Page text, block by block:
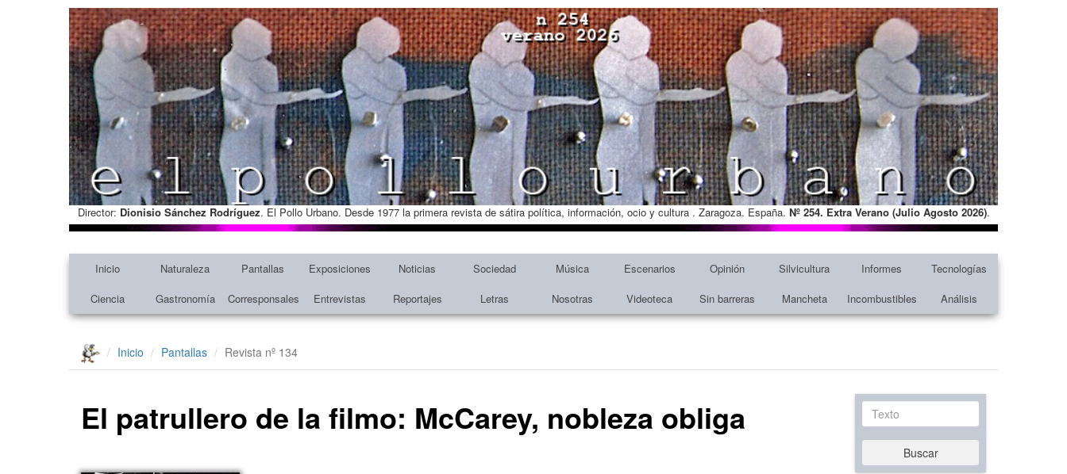
Director: Dionisio Sánchez Rodríguez. El Pollo Urbano. Desde 1977 la primera revista de sátira política, información, ocio y cultura . Zaragoza. España. Nº 254. Extra Verano (Julio Agosto 2026).
Inicio Naturaleza Pantallas Exposiciones Noticias Sociedad Música Escenarios Opinión Silvicultura Informes
Tecnologías
Ciencia
Gastronomía Corresponsales Entrevistas Reportajes Letras Nosotras Videoteca Sin barreras Mancheta Incombustibles Análisis
Inicio Pantallas Revista nº 134
El patrullero de la filmo: McCarey, nobleza obliga Texto
Buscar